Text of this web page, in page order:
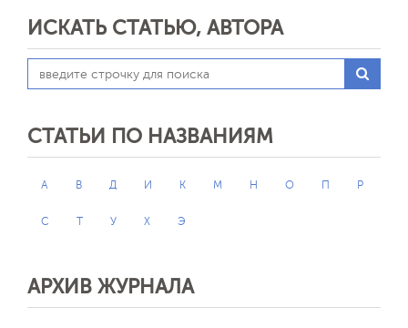
ИСКАТЬ СТАТЬЮ, АВТОРА
СТАТЬИ ПО НАЗВАНИЯМ
А В Д И К М Н О П Р
С Т У Х Э
АРХИВ ЖУРНАЛА